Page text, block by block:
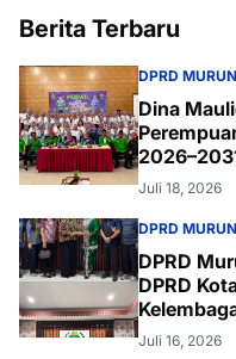
Berita Terbaru
DPRD
Dina
Juli 18, 2026
DPRD
DPRD
DPRD
Juli 16, 2026